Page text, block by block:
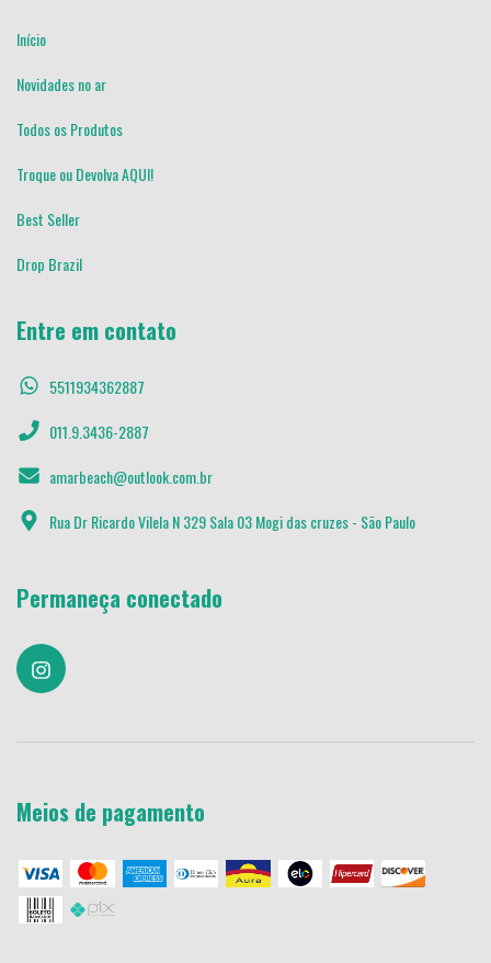
Início
Novidades no ar
Todos os Produtos
Troque ou Devolva AQUI!
Best Seller
Drop Brazil
Entre em contato
5511934362887
011.9.3436-2887
amarbeach@outlook.com.br
Rua Dr Ricardo Vilela N 329 Sala 03 Mogi das cruzes - São Paulo
Permaneça conectado
Meios de pagamento